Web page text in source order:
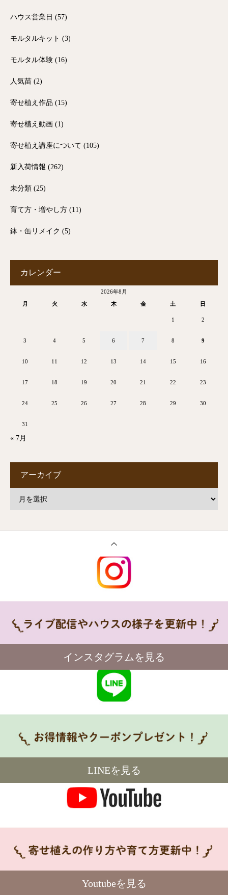
ハウス営業日 (57)
モルタルキット (3)
モルタル体験 (16)
人気苗 (2)
寄せ植え作品 (15)
寄せ植え動画 (1)
寄せ植え講座について (105)
新入荷情報 (262)
未分類 (25)
育て方・増やし方 (11)
鉢・缶リメイク (5)
カレンダー
2026年8月
月
火 水 木 金 土 日
1 2
3 4 5 6 7 8 9
10 11 12 13 14 15 16
17 18 19 20 21 22 23
24 25 26 27 28 29 30
31
« 7月
アーカイブ
インスタグラムを見る
LINEを見る
Youtubeを見る